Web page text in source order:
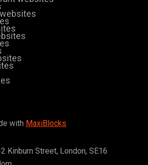
with MaxiBlocks
Kinburn Street, London, SE16